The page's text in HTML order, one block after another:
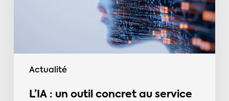
Actualité
L’IA : un outil concret au service